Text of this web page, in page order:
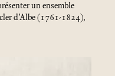
un ensemble
d’Albe (1761-1824),